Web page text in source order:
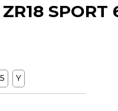
SPORT
95 Y